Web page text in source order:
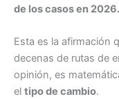
de los casos en 2026.
Esta es la afirmación
decenas de rutas de
opinión, es
el tipo de cambio.